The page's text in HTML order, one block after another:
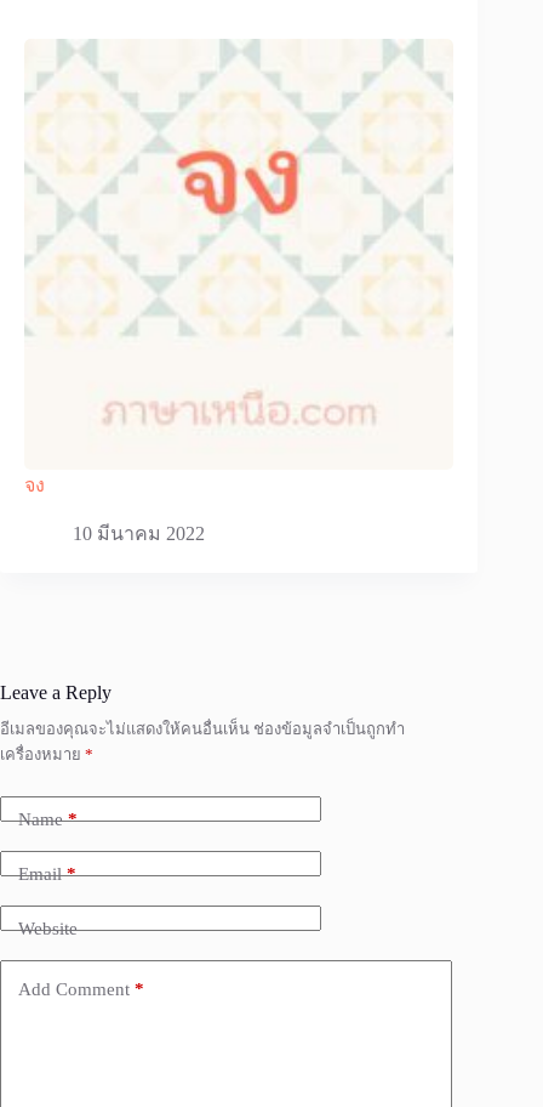
จง
10 มีนาคม 2022
Leave a Reply
อีเมลของคุณจะไม่แสดงให้คนอื่นเห็น ช่องข้อมูลจำเป็นถูกทำ
เครื่องหมาย *
Name*
Email*
Website
Add Comment *